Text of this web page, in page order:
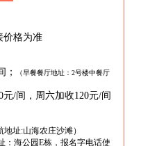
价格为准
；
（早餐餐厅地址：2号楼中餐厅
/间，周六加收120元/间
址:山海农庄沙滩）
：海公园E栋，报名字电话使